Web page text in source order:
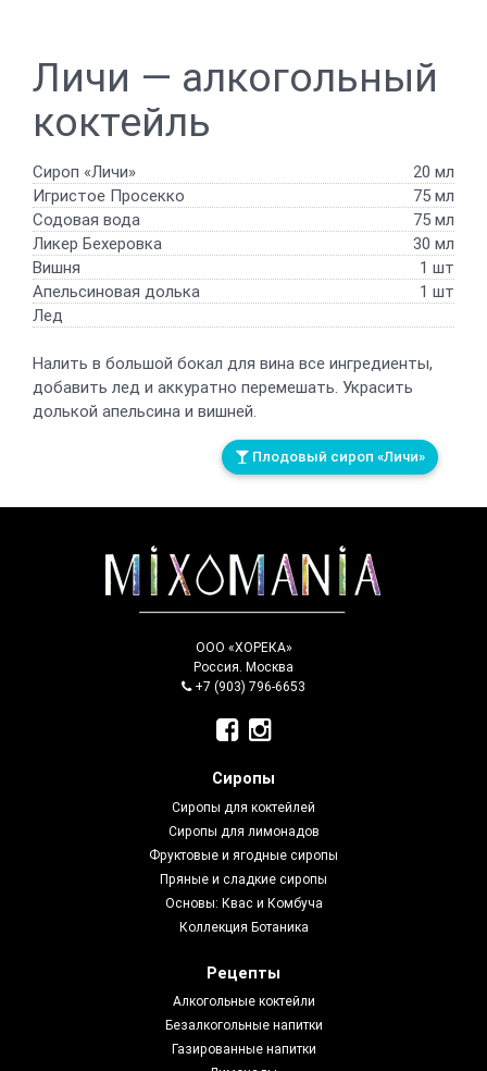
Личи — алкогольный
коктейль
Сироп «Личи»
20 мл
Игристое Просекко
75 мл
Содовая вода
75 мл
Ликер Бехеровка
30 мл
Вишня
1 шт
Апельсиновая долька
1 шт
Лед
Налить в большой бокал для вина все ингредиенты,
добавить лед и аккуратно перемешать. Украсить
долькой апельсина и вишней.
Плодовый сироп «Личи»
ООО «ХОРЕКА»
Россия. Москва
+7 (903) 796-6653
Сиропы
Сиропы для коктейлей
Сиропы для лимонадов
Фруктовые и ягодные сиропы
Пряные и сладкие сиропы
Основы: Квас и Комбуча
Коллекция Ботаника
Рецепты
Алкогольные коктейли
Безалкогольные напитки
Газированные напитки